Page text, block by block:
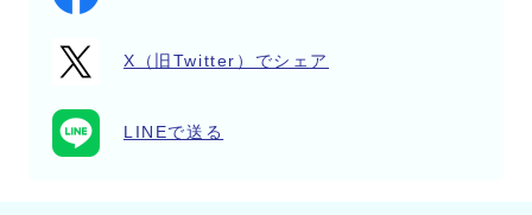
X（旧Twitter）でシェア
LINEで送る